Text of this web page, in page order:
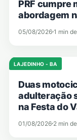
PRF cumpre
abordagem
05/08/2026 1 min
LAJEDINHO - BA
Duas
adulteração
na Festa do
01/08/2026 2 min